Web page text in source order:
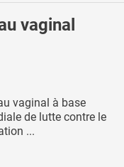
vaginal
vaginal à base
de lutte contre le
...